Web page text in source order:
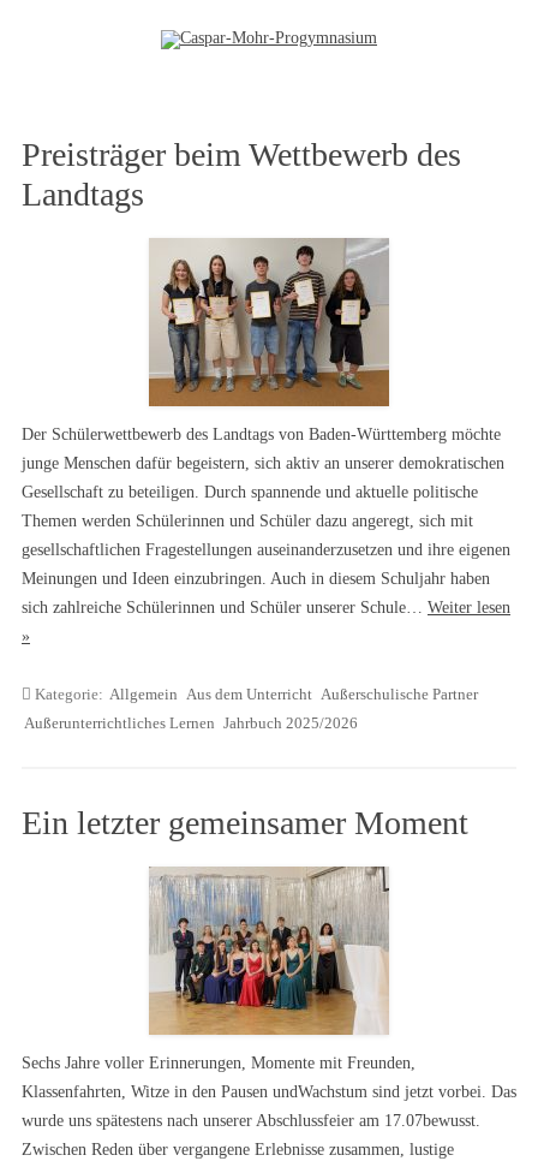
Preisträger beim Wettbewerb des
Landtags
Der Schülerwettbewerb des Landtags von Baden-Württemberg möchte
junge Menschen dafür begeistern, sich aktiv an unserer demokratischen
Gesellschaft zu beteiligen. Durch spannende und aktuelle politische
Themen werden Schülerinnen und Schüler dazu angeregt, sich mit
gesellschaftlichen Fragestellungen auseinanderzusetzen und ihre eigenen
Meinungen und Ideen einzubringen. Auch in diesem Schuljahr haben
sich zahlreiche Schülerinnen und Schüler unserer Schule… Weiter lesen
»
Kategorie: Allgemein Aus dem Unterricht Außerschulische Partner
Außerunterrichtliches Lernen Jahrbuch 2025/2026
Ein letzter gemeinsamer Moment
Sechs Jahre voller Erinnerungen, Momente mit Freunden,
Klassenfahrten, Witze in den Pausen undWachstum sind jetzt vorbei. Das
wurde uns spätestens nach unserer Abschlussfeier am 17.07bewusst.
Zwischen Reden über vergangene Erlebnisse zusammen, lustige